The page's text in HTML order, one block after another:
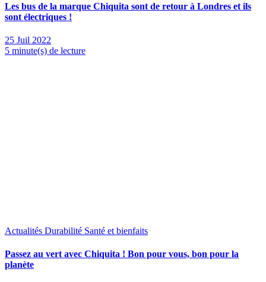
Les bus de la marque Chiquita sont de retour à Londres et ils
sont électriques !
25 Juil 2022
5 minute(s) de lecture
Actualités Durabilité Santé et bienfaits
Passez au vert avec Chiquita ! Bon pour vous, bon pour la
planète